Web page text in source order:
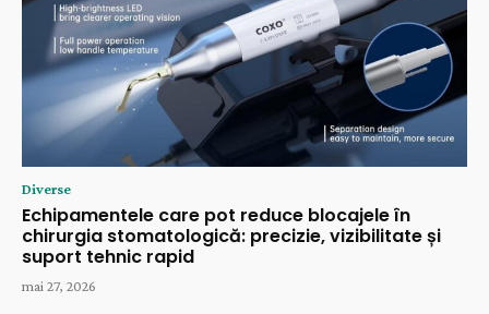
Diverse
Echipamentele care pot reduce blocajele în
chirurgia stomatologică: precizie, vizibilitate și
suport tehnic rapid
mai 27, 2026